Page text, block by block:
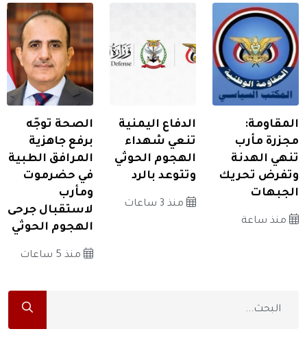
المقاومة:
مجزرة مأرب
تنهي الهدنة
وتفرض تحريك
الجبهات
منذ ساعة
الدفاع اليمنية
تنعي شهداء
الهجوم الحوثي
وتتوعد بالرد
منذ 3 ساعات
الصحة توجّه
برفع جاهزية
المرافق الطبية
في حضرموت
ومأرب
لاستقبال جرحى
الهجوم الحوثي
منذ 5 ساعات